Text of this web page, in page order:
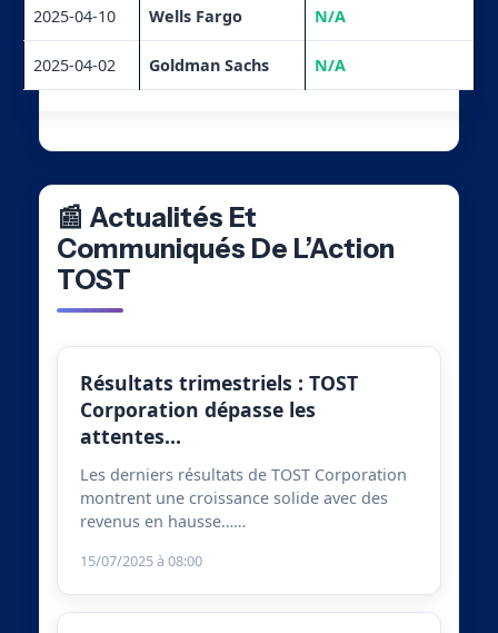
2025-04-10 Wells Fargo N/A
2025-04-02 Goldman Sachs N/A
📰 Actualités Et
Communiqués De L’Action
TOST
Résultats trimestriels : TOST
Corporation dépasse les
attentes…
Les derniers résultats de TOST Corporation
montrent une croissance solide avec des
revenus en hausse……
15/07/2025 à 08:00